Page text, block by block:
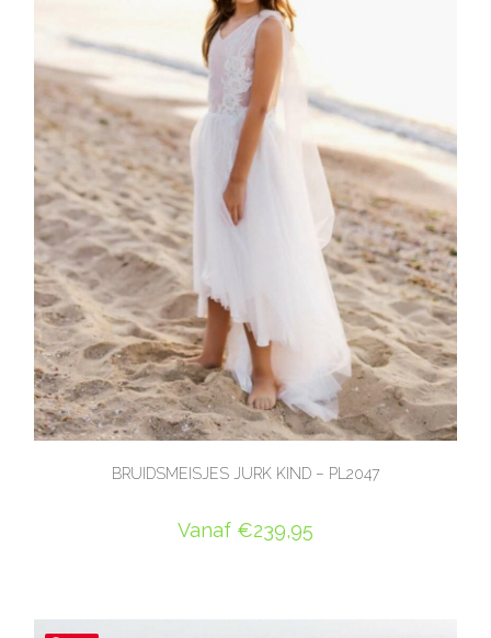
BRUIDSMEISJES JURK KIND – PL2047
Vanaf €239,95